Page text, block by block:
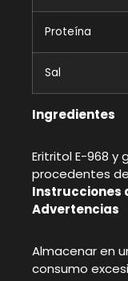
Proteína
Sal
Ingredientes
Eritritol E-968 y
procedentes
Instrucciones
Advertencias
Almacenar en
consumo